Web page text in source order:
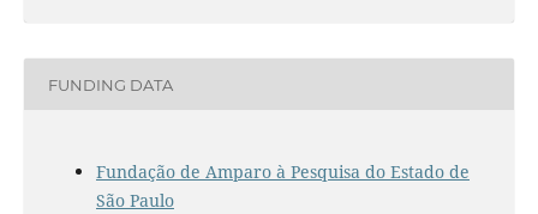
FUNDING DATA
Fundação de Amparo à Pesquisa do Estado de
São Paulo